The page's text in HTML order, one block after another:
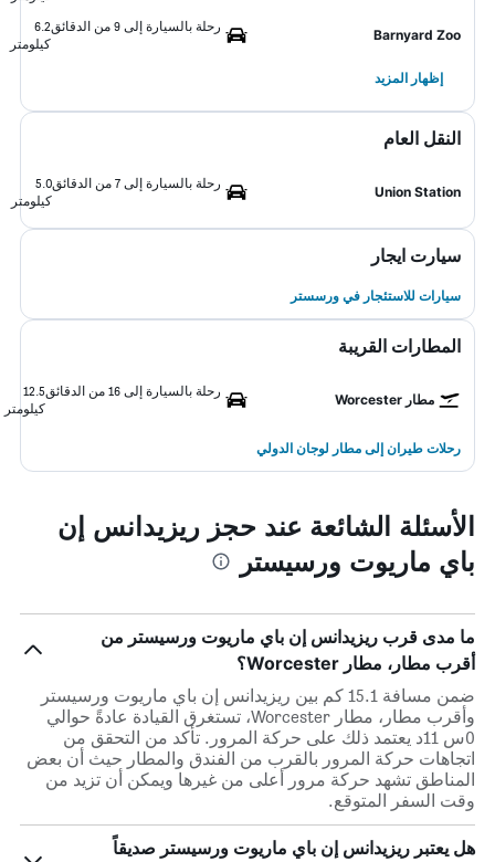
Barnyard Zoo
رحلة بالسيارة إلى 9 من الدقائق
6.2
كيلومتر
إظهار المزيد
النقل العام
Union Station
رحلة بالسيارة إلى 7 من الدقائق
5.0
كيلومتر
سيارت ايجار
سيارات للاستئجار في ورسستر
المطارات القريبة
مطار Worcester
رحلة بالسيارة إلى 16 من الدقائق
12.5
كيلومتر
رحلات طيران إلى مطار لوجان الدولي
الأسئلة الشائعة عند حجز ريزيدانس إن
باي ماريوت ورسيستر
ما مدى قرب ريزيدانس إن باي ماريوت ورسيستر من
أقرب مطار، مطار Worcester؟
ضمن مسافة 15.1 كم بين ريزيدانس إن باي ماريوت ورسيستر
وأقرب مطار، مطار Worcester، تستغرق القيادة عادةً حوالي
0س 11د يعتمد ذلك على حركة المرور. تأكد من التحقق من
اتجاهات حركة المرور بالقرب من الفندق والمطار حيث أن بعض
المناطق تشهد حركة مرور أعلى من غيرها ويمكن أن تزيد من
وقت السفر المتوقع.
هل يعتبر ريزيدانس إن باي ماريوت ورسيستر صديقاً